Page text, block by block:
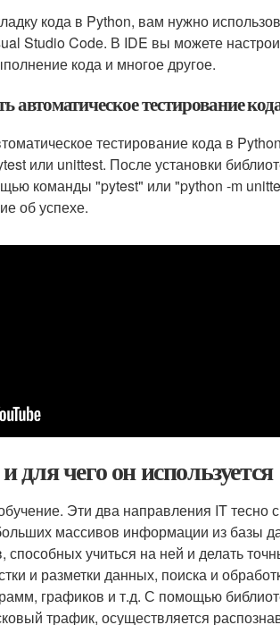
кода в Python, вам нужно
Studio Code. В IDE вы можете
кода и многое другое.
автоматическое тестирование
тестирование кода в
или unittest. После установки
команды "pytest" или "python -m
об успехе.
для чего он используется
Эти два направления IT тесно
массивов информации из базы
учиться на ней и делать
и разметки данных, поиска и
графиков и т.д. С помощью
трафик, осуществляется